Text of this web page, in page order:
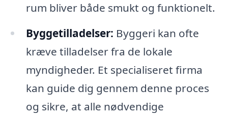
rum bliver både smukt og funktionelt.
Byggetilladelser: Byggeri kan ofte
kræve tilladelser fra de lokale
myndigheder. Et specialiseret firma
kan guide dig gennem denne proces
og sikre, at alle nødvendige